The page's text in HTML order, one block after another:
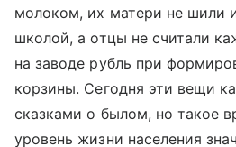
молоком, их матери не шили
школой, а отцы не считали
на заводе рубль при
корзины. Сегодня эти вещи
сказками о былом, но такое
уровень жизни населения